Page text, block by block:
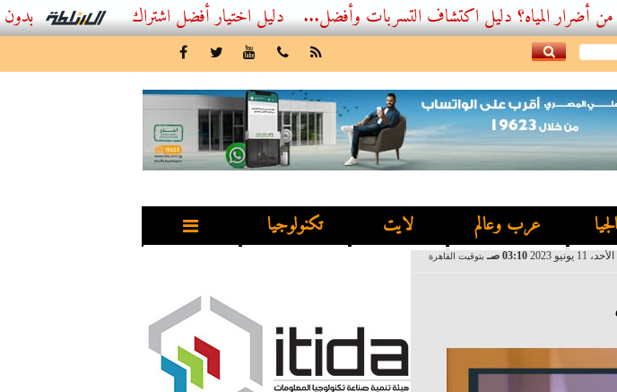
أفضل اشتراك IPTV بدون تقطيع 2026 – دليل المشاهد العصري دليل اكتشاف التسربات وأفضل...
عرب وعالم لايت تكنولوجيا
الأحد، 11 يونيو 2023 03:10 صـ بتوقيت القاهرة